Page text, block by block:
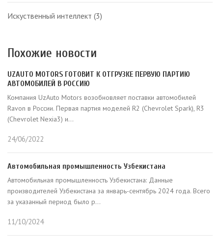
Искуственный интеллект (3)
Похожие новости
UZAUTO MOTORS ГОТОВИТ К ОТГРУЗКЕ ПЕРВУЮ ПАРТИЮ
АВТОМОБИЛЕЙ В РОССИЮ
Компания UzAuto Motors возобновляет поставки автомобилей
Ravon в России. Первая партия моделей R2 (Chevrolet Spark), R3
(Chevrolet Nexia3) и...
24/06/2022
Автомобильная промышленность Узбекистана
Автомобильная промышленность Узбекистана: Данные
производителей Узбекистана за январь-сентябрь 2024 года. Всего
за указанный период было р...
11/10/2024